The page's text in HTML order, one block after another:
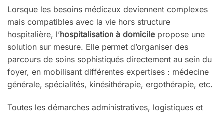
Lorsque les besoins médicaux deviennent complexes
mais compatibles avec la vie hors structure
hospitalière, l’hospitalisation à domicilepropose une
solution sur mesure. Elle permet d’organiser des
parcours de soins sophistiqués directement au sein du
foyer, en mobilisant différentes expertises : médecine
générale, spécialités, kinésithérapie, ergothérapie, etc.
Toutes les démarches administratives, logistiques et